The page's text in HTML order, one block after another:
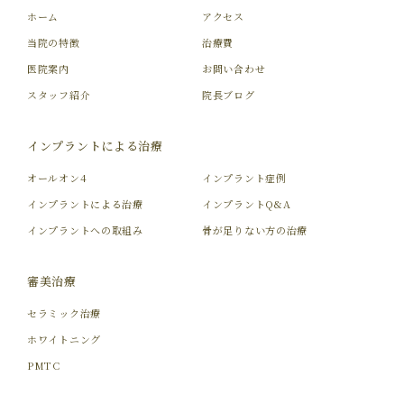
ホーム
当院の特徴
医院案内
スタッフ紹介
アクセス
治療費
お問い合わせ
院長ブログ
インプラントによる治療
オールオン4
インプラントによる治療
インプラントへの取組み
インプラント症例
インプラントQ&A
骨が足りない方の治療
審美治療
セラミック治療
ホワイトニング
PMTC